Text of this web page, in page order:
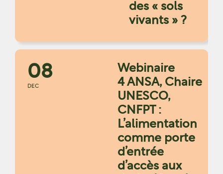
des « sols
vivants » ?
08
DEC
Webinaire
4 ANSA, Chaire
UNESCO,
CNFPT :
L’alimentation
comme porte
d’entrée
d’accès aux